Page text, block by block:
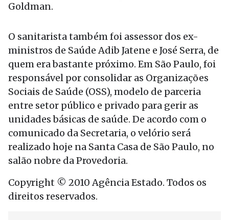
Goldman.
O sanitarista também foi assessor dos ex-
ministros de Saúde Adib Jatene e José Serra, de
quem era bastante próximo. Em São Paulo, foi
responsável por consolidar as Organizações
Sociais de Saúde (OSS), modelo de parceria
entre setor público e privado para gerir as
unidades básicas de saúde. De acordo com o
comunicado da Secretaria, o velório será
realizado hoje na Santa Casa de São Paulo, no
salão nobre da Provedoria.
Copyright © 2010 Agência Estado. Todos os
direitos reservados.